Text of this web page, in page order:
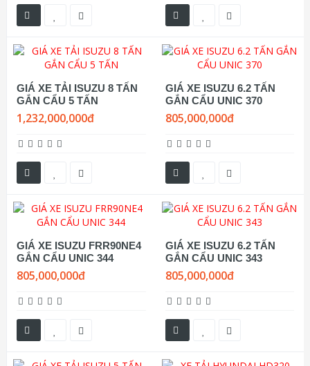
GIÁ XE TẢI ISUZU 8 TẤN
GẮN CẨU 5 TẤN
1,232,000,000đ
GIÁ XE ISUZU 6.2 TẤN
GẮN CẨU UNIC 370
805,000,000đ
GIÁ XE ISUZU FRR90NE4
GẮN CẨU UNIC 344
805,000,000đ
GIÁ XE ISUZU 6.2 TẤN
GẮN CẨU UNIC 343
805,000,000đ